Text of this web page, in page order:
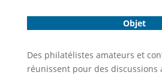
Objet
Des philatélistes amateurs et
réunissent pour des